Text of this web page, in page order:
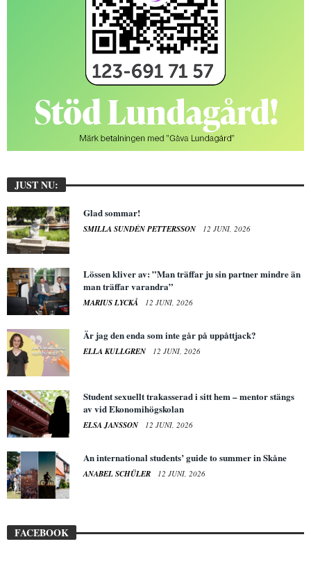
JUST NU:
Glad sommar!
SMILLA SUNDÉN PETTERSSON 12 JUNI, 2026
Lössen kliver av: ”Man träffar ju sin partner mindre än
man träffar varandra”
MARIUS LYCKÅ 12 JUNI, 2026
Är jag den enda som inte går på uppåttjack?
ELLA KULLGREN 12 JUNI, 2026
Student sexuellt trakasserad i sitt hem – mentor stängs
av vid Ekonomihögskolan
ELSA JANSSON 12 JUNI, 2026
An international students’ guide to summer in Skåne
ANABEL SCHÜLER 12 JUNI, 2026
FACEBOOK